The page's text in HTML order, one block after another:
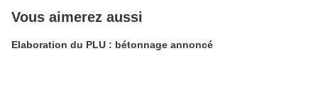
Vous aimerez aussi
Elaboration du PLU : bétonnage annoncé